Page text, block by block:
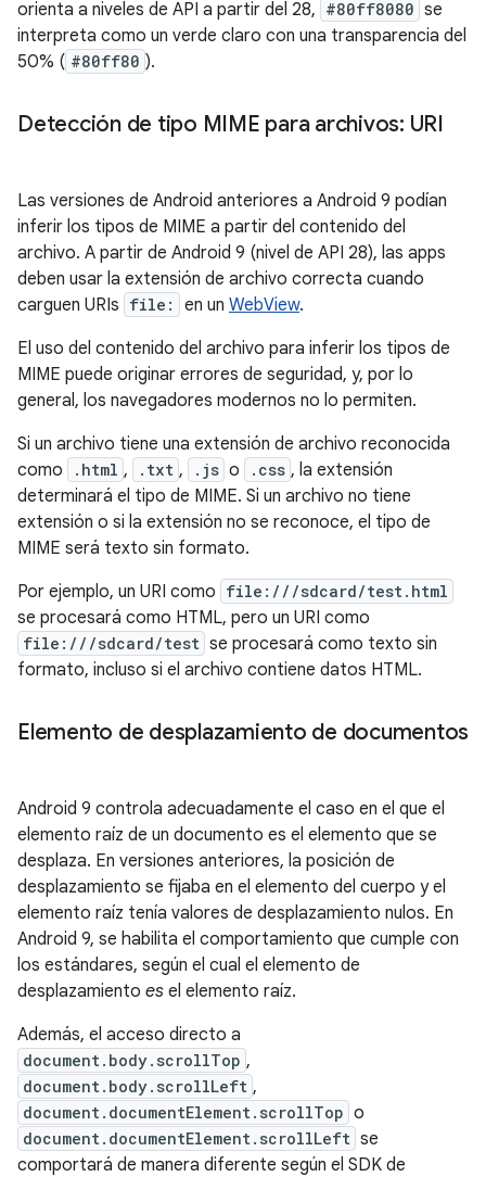
orienta a niveles de API a partir del 28, #80ff8080 se
interpreta como un verde claro con una transparencia del
50% ( #80ff80 ).
Detección de tipo MIME para archivos: URI
Las versiones de Android anteriores a Android 9 podían
inferir los tipos de MIME a partir del contenido del
archivo. A partir de Android 9 (nivel de API 28), las apps
deben usar la extensión de archivo correcta cuando
carguen URIs file: en un WebView.
El uso del contenido del archivo para inferir los tipos de
MIME puede originar errores de seguridad, y, por lo
general, los navegadores modernos no lo permiten.
Si un archivo tiene una extensión de archivo reconocida
como
.html , .txt , .js o .css , la extensión
determinará el tipo de MIME. Si un archivo no tiene
extensión o si la extensión no se reconoce, el tipo de
MIME será texto sin formato.
Por ejemplo, un URI como file:///sdcard/test.html
se procesará como HTML, pero un URI como
file:///sdcard/test se procesará como texto sin
formato, incluso si el archivo contiene datos HTML.
Elemento de desplazamiento de documentos
Android 9 controla adecuadamente el caso en el que el
elemento raíz de un documento es el elemento que se
desplaza. En versiones anteriores, la posición de
desplazamiento se fijaba en el elemento del cuerpo y el
elemento raíz tenía valores de desplazamiento nulos. En
Android 9, se habilita el comportamiento que cumple con
los estándares, según el cual el elemento de
desplazamiento es el elemento raíz.
Además, el acceso directo a
document.body.scrollTop ,
document.body.scrollLeft ,
document.documentElement.scrollTop o
document.documentElement.scrollLeft se
comportará de manera diferente según el SDK de